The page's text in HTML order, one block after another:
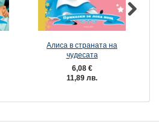
Алиса в страната на
чудесата
6,08 €
11,89 лв.